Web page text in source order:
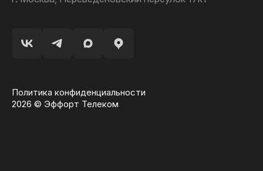
2026 © Эффорт Телеком
Политика конфиденциальности